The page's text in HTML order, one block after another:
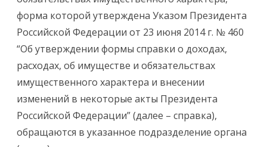
форма которой утверждена Указом Президента
Российской Федерации от 23 июня 2014 г. № 460
“Об утверждении формы справки о доходах,
расходах, об имуществе и обязательствах
имущественного характера и внесении
изменений в некоторые акты Президента
Российской Федерации” (далее – справка),
обращаются в указанное подразделение органа